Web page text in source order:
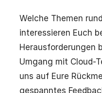
Welche Themen
interessieren Euch
Herausforderungen
Umgang mit Cloud-
uns auf Eure
gespanntes